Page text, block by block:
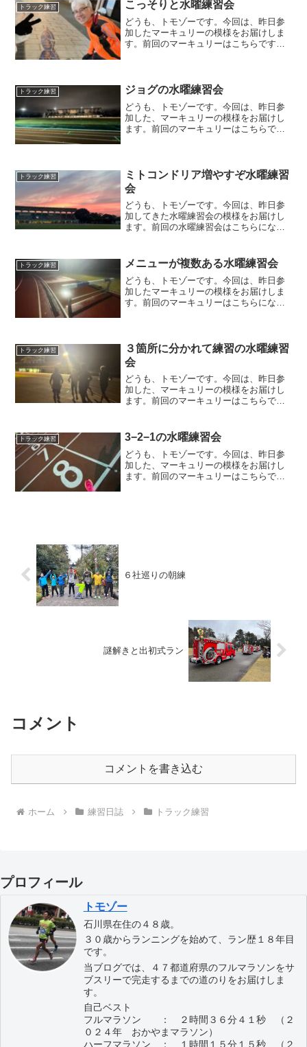
トラック練習 こっそりと水曜練習会
どうも、トモゾーです。今回は、昨日参
加したマーキュリーの模様をお届けしま
す。前回のマーキュリーはこちらです。
トラックが使えない、おそ...
トラック練習 ジョグの水曜練習会
どうも、トモゾーです。今回は、昨日参
加した、マーキュリーの模様をお届けし
ます。前回のマーキュリーはこちらで
が、フルマラソン明けのマーキ...
トラック練習
ミトコンドリア増やすぞ水曜練習
会
どうも、トモゾーです。今回は、昨日参
加してきた水曜練習会の模様をお届けし
ます。前回の水曜練習会はこちらになり
りました。今回は、１０，０００mのビ
ルドアップ走をした後に、...
トラック練習 メニューが複数ある水曜練習会
どうも、トモゾーです。今回は、昨日参
加したマーキュリーの模様をお届けしま
す。前回のマーキュリーはこちらになり
ミナ系の練習を実施した方...
トラック練習
３箇所に分かれて練習の水曜練習
会
どうも、トモゾーです。今回は、昨日参
加した、マーキュリーの模様をお届けし
ます。前回のマーキュリーはこちらで
遠征しているのですが、チームメンバー
の居住地に寄って、それぞれ...
トラック練習 3−2−1の水曜練習会
どうも、トモゾーです。今回は、昨日参
加した、マーキュリーの模様をお届けし
ます。前回のマーキュリーはこちらで
６社巡りの朝練
謎解きと出初式ラン
コメント
コメントを書き込む
ホーム 練習日誌 トラック練習
プロフィール
トモゾー
石川県在住の４８歳。
３０歳からランニングを始めて、ラン歴１８年目
です。
当ブログでは、４７都道府県のフルマラソンをサ
ブスリーで完走するまでの道のりをお届けしま
す。
自己ベスト
フルマラソン ： ２時間３６分４１秒 （２
０２４年 おかやまマラソン）
ハーフマラソン ： １時間１５分１５秒 （２